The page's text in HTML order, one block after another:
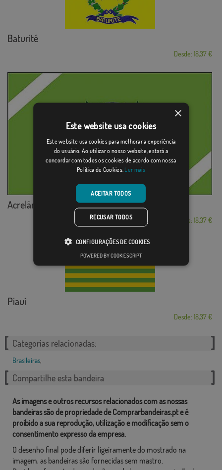
Baturité
Desde: 18,37 €
Acrelândia
Desde: 18,37 €
Piauí
Desde: 18,37 €
Categorias relacionadas:
Brasileiras,
Compartilhe esta bandeira
As imagens e outros recursos relacionados com as nossas
bandeiras são de propriedade de Comprarbandeiras.pt e é
proibido a sua reprodução, utilização e modificação sem o
consentimento expresso da empresa.
O desenho final pode diferir ligeiramente do mostrado na
imagem, as bandeiras são fornecidas sem mastro.
×
Este website usa cookies
Este website usa cookies para melhorar a experiência
do usuário. Ao utilizar o nosso website, estará a
concordar com todos os cookies de acordo com nossa
Política de Cookies. Ler mais
ACEITAR TODOS
RECUSAR TODOS
CONFIGURAÇÕES DE COOKIES
POWERED BY COOKIESCRIPT